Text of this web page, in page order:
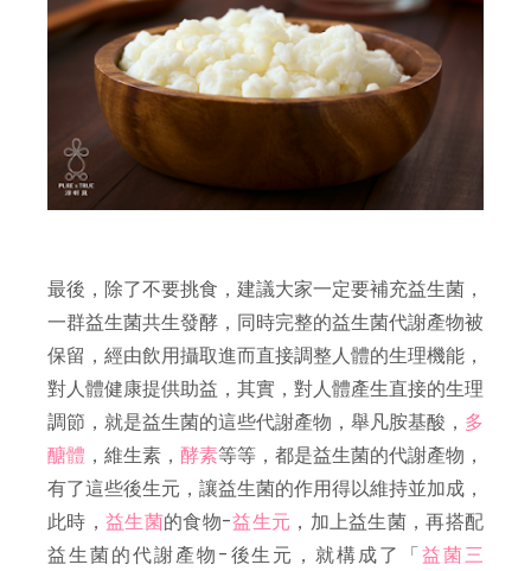
最後，除了不要挑食，建議大家一定要補充益生菌，
一群益生菌共生發酵，同時完整的益生菌代謝產物被
保留，經由飲用攝取進而直接調整人體的生理機能，
對人體健康提供助益，其實，對人體產生直接的生理
調節，就是益生菌的這些代謝產物，舉凡胺基酸， 多
醣體 ，維生素， 酵素等等，都是益生菌的代謝產物，
有了這些後生元，讓益生菌的作用得以維持並加成，
此時， 益生菌的食物-益生元 ，加上益生菌，再搭配
益生菌的代謝產物-後生元，就構成了「益菌三